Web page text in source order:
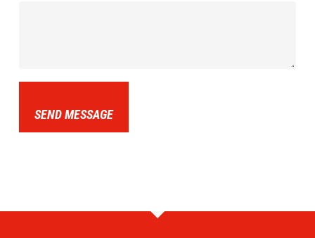
SEND MESSAGE